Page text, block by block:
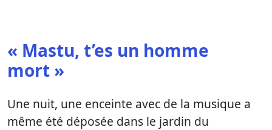
« Mastu, t’es un homme
mort »
Une nuit, une enceinte avec de la musique a
même été déposée dans le jardin du